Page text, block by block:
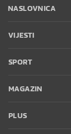
NASLOVNICA
VIJESTI
SPORT
MAGAZIN
PLUS